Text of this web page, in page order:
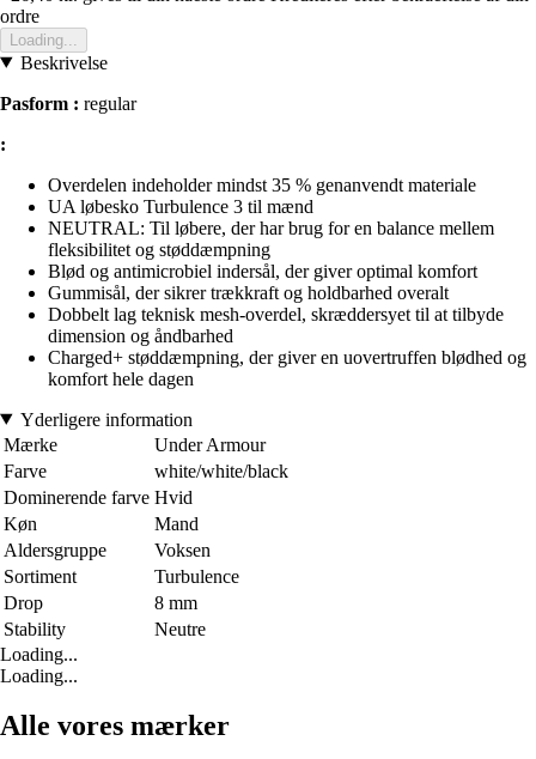
ordre
Loading...
Beskrivelse
Pasform : regular
:
Overdelen indeholder mindst 35 % genanvendt materiale
UA løbesko Turbulence 3 til mænd
NEUTRAL: Til løbere, der har brug for en balance mellem
fleksibilitet og støddæmpning
Blød og antimicrobiel indersål, der giver optimal komfort
Gummisål, der sikrer trækkraft og holdbarhed overalt
Dobbelt lag teknisk mesh-overdel, skræddersyet til at tilbyde
dimension og åndbarhed
Charged+ støddæmpning, der giver en uovertruffen blødhed og
komfort hele dagen
Yderligere information
Mærke
Under Armour
Farve
white/white/black
Dominerende farve Hvid
Køn
Mand
Aldersgruppe
Voksen
Sortiment
Turbulence
Drop
8 mm
Stability
Neutre
Loading...
Loading...
Alle vores mærker